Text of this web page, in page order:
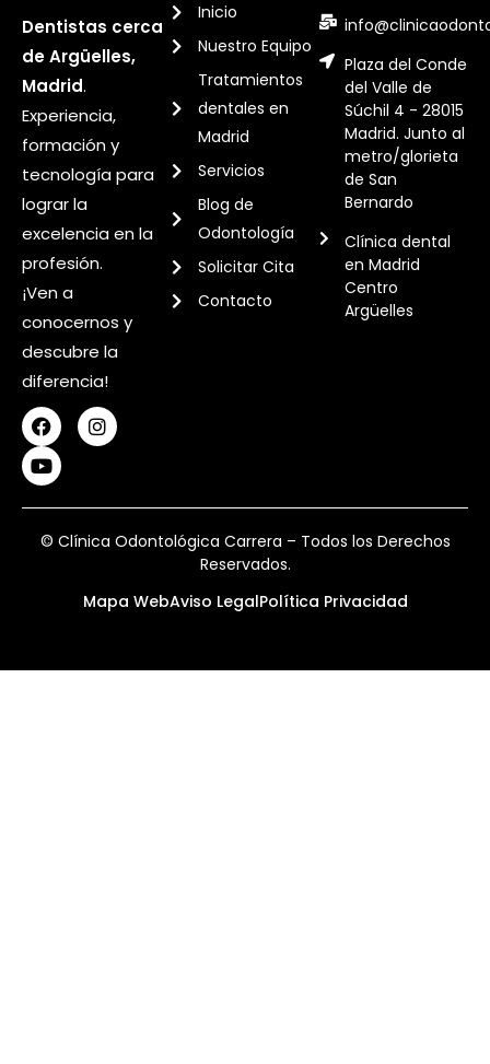
Dentistas cerca
de Argüelles,
Madrid.
Experiencia,
formación y
tecnología para
lograr la
excelencia en la
profesión.
¡Ven a
conocernos y
descubre la
diferencia!
Inicio
Nuestro Equipo
Tratamientos
dentales en
Madrid
Servicios
Blog de
Odontología
Solicitar Cita
Contacto
Plaza del Conde
del Valle de
Súchil 4 - 28015
Madrid. Junto al
metro/glorieta
de San
Bernardo
Clínica dental
en Madrid
Centro
Argüelles
© Clínica Odontológica Carrera – Todos los Derechos
Reservados.
Mapa WebAviso LegalPolítica Privacidad